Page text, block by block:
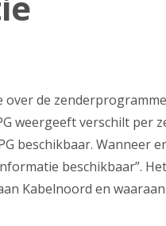
de
weergeeft verschilt per
beschikbaar. Wanneer
beschikbaar”.
Kabelnoord en